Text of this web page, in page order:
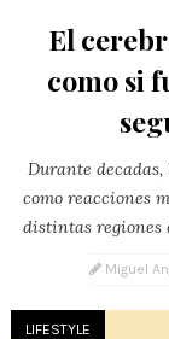
El
como si
Durante
como reacciones
distintas regiones
Miguel
LIFESTYLE